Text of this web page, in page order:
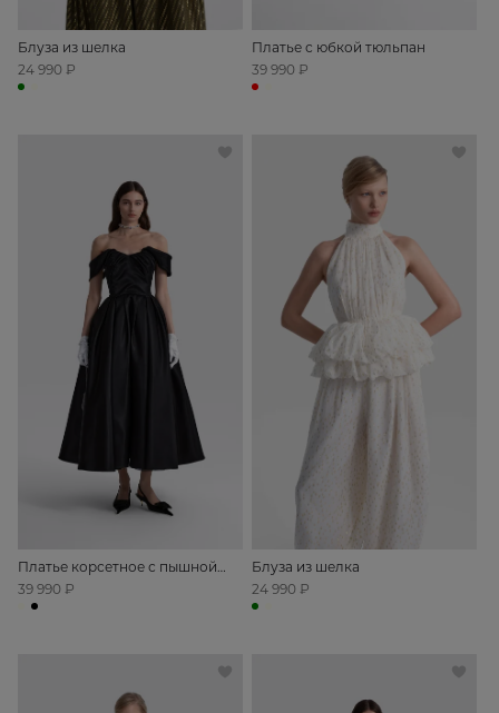
Блуза из шелка
24 990 ₽
Платье с юбкой тюльпан
39 990 ₽
Платье корсетное с пышной
юбкой
39 990 ₽
Блуза из шелка
24 990 ₽